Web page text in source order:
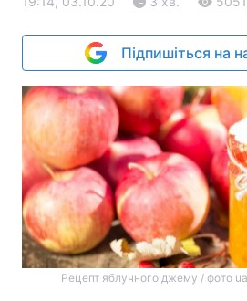
Підпишіться на
Рецепт яблучного джему / фото